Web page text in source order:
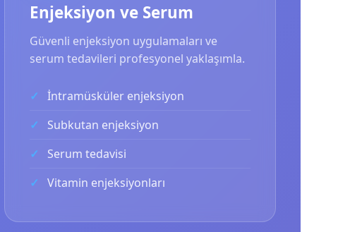
Enjeksiyon ve Serum
Güvenli enjeksiyon uygulamaları ve
serum tedavileri profesyonel yaklaşımla.
İntramüsküler enjeksiyon
Subkutan enjeksiyon
Serum tedavisi
Vitamin enjeksiyonları